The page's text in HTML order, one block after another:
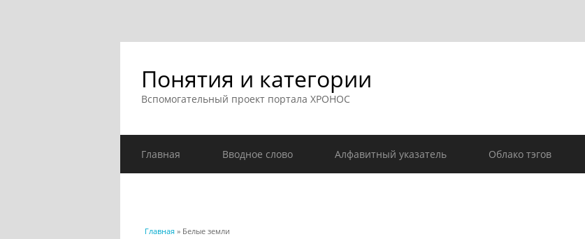
Понятия и категории
Вспомогательный проект портала ХРОНОС
Главная Вводное слово Алфавитный указатель Облако тэгов
Вы здесь
Главная » Белые земли